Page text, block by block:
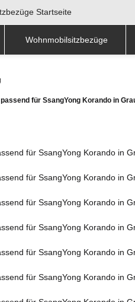
Wohnmobilsitzbezüge
für SsangYong Korando in